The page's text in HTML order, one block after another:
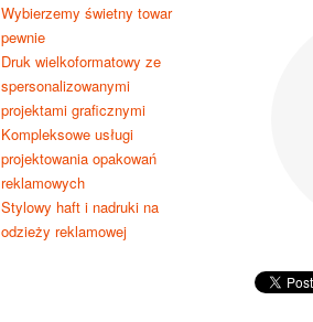
Wybierzemy świetny towar
pewnie
Druk wielkoformatowy ze
spersonalizowanymi
projektami graficznymi
Kompleksowe usługi
projektowania opakowań
reklamowych
Stylowy haft i nadruki na
odzieży reklamowej